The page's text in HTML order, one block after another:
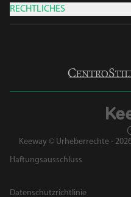
RECHTLICHES
Keeway © Urheberrechte -
Haftungsausschluss
Datenschutzrichtlinie